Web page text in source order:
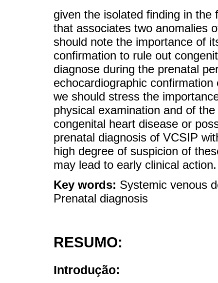
given the isolated finding in
that associates two anomalies
should note the importance of
confirmation to rule out
diagnose during the prenatal
echocardiographic
we should stress the
physical examination and of
congenital heart disease or
prenatal diagnosis of VCSIP
high degree of suspicion of
may lead to early clinical action.
Key words: Systemic venous
Prenatal diagnosis
RESUMO:
Introdução: